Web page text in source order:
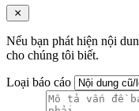
Nếu bạn phát hiện nội
cho chúng tôi biết.
Loại báo cáo